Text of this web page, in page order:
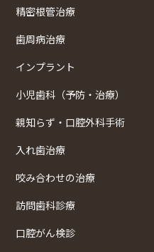
精密根管治療
歯周病治療
インプラント
小児歯科（予防・治療）
親知らず・口腔外科手術
入れ歯治療
咬み合わせの治療
訪問歯科診療
口腔がん検診